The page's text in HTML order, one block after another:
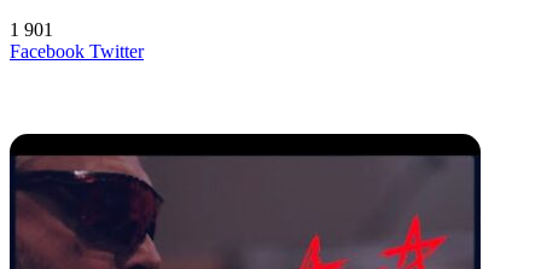
1 901
Facebook TwitterLinkedIn
Tumblr
Reddit
Вконтакте
Одноклассники
Skype
Messenger
Messenger
WhatsApp
Telegram
Viber
Line
Поделиться
Печатать